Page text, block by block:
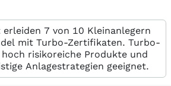
7 von 10 Kleinanlegern
mit Turbo-Zertifikaten. Turbo-
risikoreiche Produkte und
Anlagestrategien geeignet.